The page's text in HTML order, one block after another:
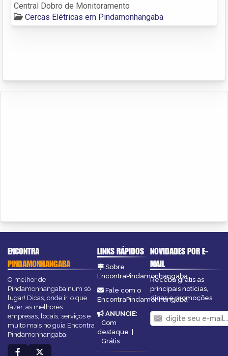
Central Dobro de Monitoramento
Cercas Elétricas em Pindamonhangaba
ENCONTRA
PINDAMONHANGABA
O melhor de
Pindamonhangaba num só
lugar! Dicas, onde ir, o que
fazer, as melhores
empresas, locais, serviços e
muito mais no guia Encontra
Pindamonhangaba.
LINKS RÁPIDOS
Sobre
EncontraPindamonhangaba
Fale com o
EncontraPindamonhangaba
ANUNCIE:
Com
destaque |
Grátis
NOVIDADES POR E-
MAIL
Receba grátis as
principais notícias,
dicas e promoções